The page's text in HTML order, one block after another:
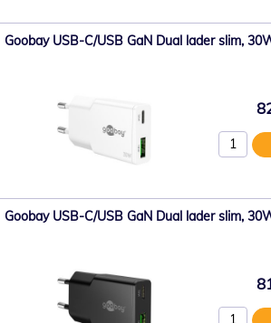
Goobay USB-C/USB GaN Dual lader slim,
Goobay USB-C/USB GaN Dual lader slim,